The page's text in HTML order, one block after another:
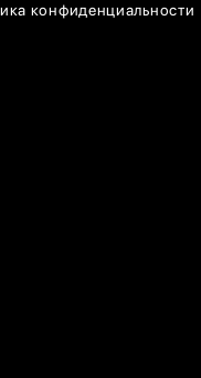
конфиденциальности